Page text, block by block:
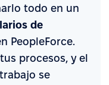
todo en un
de
PeopleForce.
procesos, y el
se